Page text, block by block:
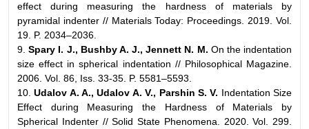
effect during measuring the hardness of materials by
pyramidal indenter // Materials Today: Proceedings. 2019. Vol.
19. P. 2034–2036.
9.Spary I. J., Bushby A. J., Jennett N. M. On the indentation
size effect in spherical indentation // Philosophical Magazine.
2006. Vol. 86, Iss. 33-35. P. 5581–5593.
10.Udalov A. A., Udalov A. V., Parshin S. V. Indentation Size
Effect during Measuring the Hardness of Materials by
Spherical Indenter // Solid State Phenomena. 2020. Vol. 299.